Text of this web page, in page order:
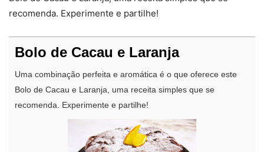
recomenda. Experimente e partilhe!
Bolo de Cacau e Laranja
Uma combinação perfeita e aromática é o que oferece este
Bolo de Cacau e Laranja, uma receita simples que se
recomenda. Experimente e partilhe!